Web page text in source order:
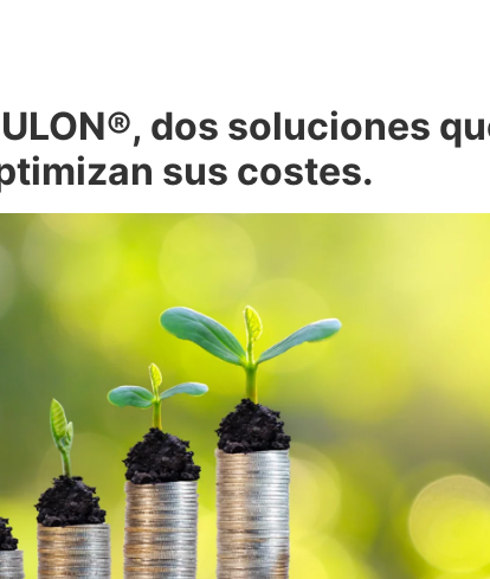
dos soluciones
sus costes.